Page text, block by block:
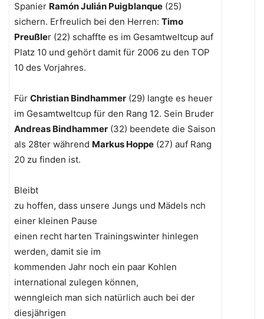
Spanier Ramón Julián Puigblanque (25)
sichern. Erfreulich bei den Herren: Timo
Preußler (22) schaffte es im Gesamtweltcup auf
Platz 10 und gehört damit für 2006 zu den TOP
10 des Vorjahres.
Für Christian Bindhammer (29) langte es heuer
im Gesamtweltcup für den Rang 12. Sein Bruder
Andreas Bindhammer (32) beendete die Saison
als 28ter während Markus Hoppe (27) auf Rang
20 zu finden ist.
Bleibt
zu hoffen, dass unsere Jungs und Mädels nch
einer kleinen Pause
einen recht harten Trainingswinter hinlegen
werden, damit sie im
kommenden Jahr noch ein paar Kohlen
international zulegen können,
wenngleich man sich natürlich auch bei der
diesjährigen